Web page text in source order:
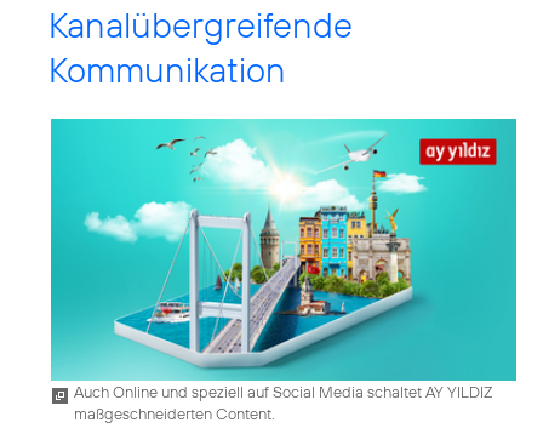
Kanalübergreifende
Kommunikation
Auch Online und speziell auf Social Media schaltet AY YILDIZ
maßgeschneiderten Content.